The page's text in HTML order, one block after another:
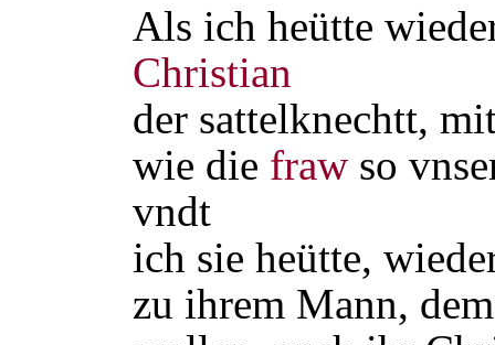
Als ich heütte
Christian
der sattelknechtt,
wie die fraw so
vndt
ich sie heütte,
zu ihrem Mann,